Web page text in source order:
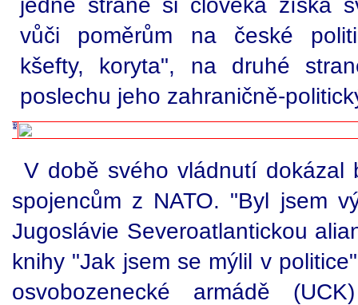
vůči poměrům na české
kšefty, koryta", na druhé
poslechu jeho zahraničně-
V době svého vládnutí dokázal
spojencům z NATO. "Byl jsem
Jugoslávie Severoatlantickou
knihy "Jak jsem se mýlil v
osvobozenecké armádě